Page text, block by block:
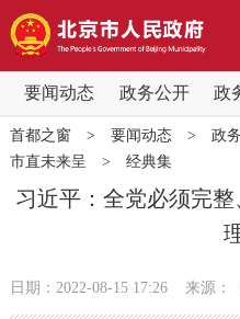
要闻动态 政务公开 政
要闻动态
党中央精神 国务
北京要闻 会
首都之窗> 要闻动态> 政
市直未来呈 > 经典集
习近平：全党必须完
日期：2022-08-15 17:26 来源：